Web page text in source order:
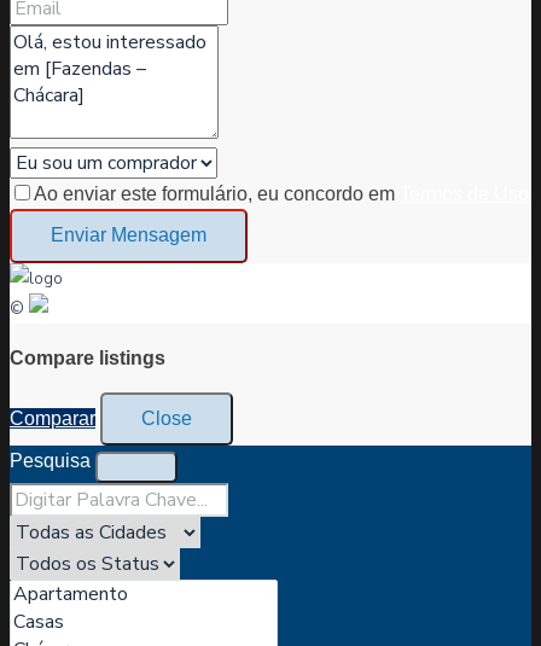
Ao enviar este formulário, eu concordo em
Enviar Mensagem
©
Compare listings
Comparar Close
Pesquisa